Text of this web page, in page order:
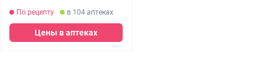
По рецепту в 104 аптеках
Цены в аптеках